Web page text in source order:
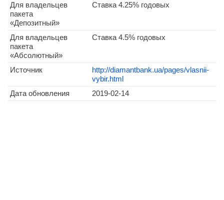
Для владельцев
пакета
«Депозитный»
Ставка 4.25% годовых
Для владельцев
пакета
«Абсолютный»
Ставка 4.5% годовых
Источник
http://diamantbank.ua/pages/vlasnii-
vybir.html
Дата обновления
2019-02-14